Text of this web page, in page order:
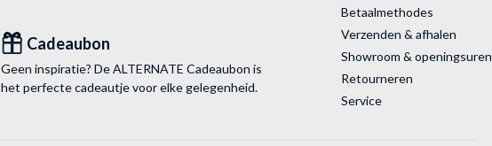
Cadeaubon
Geen inspiratie? De ALTERNATE Cadeaubon is
het perfecte cadeautje voor elke gelegenheid.
Betaalmethodes
Verzenden & afhalen
Showroom & openingsuren
Retourneren
Service